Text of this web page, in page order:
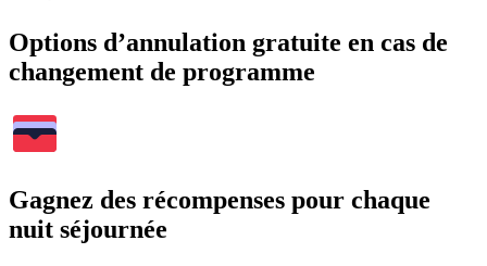
Options d’annulation gratuite en cas de
changement de programme
Gagnez des récompenses pour chaque
nuit séjournée